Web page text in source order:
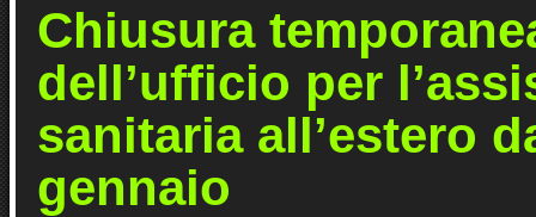
Chiusura
dell’ufficio per
sanitaria all’estero
gennaio